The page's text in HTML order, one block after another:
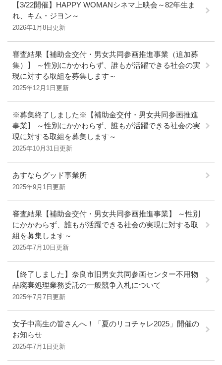
【3/22開催】HAPPY WOMANシネマ上映会～82年生ま
れ、キム・ジヨン～
2026年1月8日更新
審査結果【補助金交付・男女共同参画推進事業（追加募
集）】 ～性別にかかわらず、誰もが活躍できる社会の実
現に対する取組を募集します～
2025年12月1日更新
※募集終了しました※【補助金交付・男女共同参画推進
事業】 ～性別にかかわらず、誰もが活躍できる社会の実
現に対する取組を募集します～
2025年10月31日更新
あすならグッド事業所
2025年9月1日更新
審査結果【補助金交付・男女共同参画推進事業】 ～性別
にかかわらず、誰もが活躍できる社会の実現に対する取
組を募集します～
2025年7月10日更新
【終了しました】奈良市旧男女共同参画センター不用物
品廃棄処理業務委託の一般競争入札について
2025年7月7日更新
女子中高生の皆さんへ！「夏のリコチャレ2025」開催の
お知らせ
2025年7月1日更新